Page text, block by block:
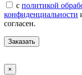
с политикой
конфиденциальности
согласен.
×